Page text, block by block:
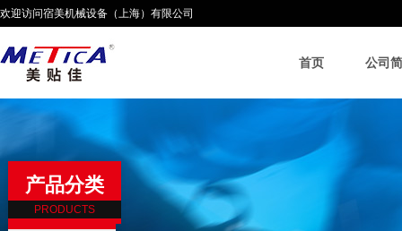
欢迎访问宿美机械设备（上海）有限公司
首页 公司
产品分类
PRODUCTS